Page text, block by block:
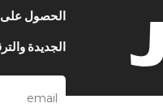
الحصول على
الجديدة